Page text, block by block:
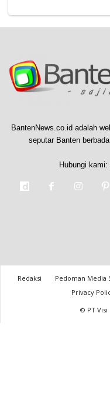
BantenNews.co.id adalah
seputar Banten
Hubungi kami:
Redaksi Pedoman Media
Privacy
© PT Visi